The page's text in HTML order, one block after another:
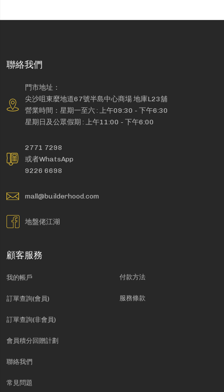
聯絡我們
門市地址：
尖沙咀東麼地道67號半島中心商場 地庫L23舖
營業時間：星期一至六 : 上午09:30 - 下午6:30
星期日及公眾假期 : 上午11:00 - 下午6:00
2771 7298
或者WhatsApp
9226 6698
mall@builderhood.com
地盤佬江湖
顧客服務
我的帳戶
訂單查詢(會員)
訂單查詢(非會員)
會員積分回贈計劃
聯絡我們
常見問題
付款方法
服務條款